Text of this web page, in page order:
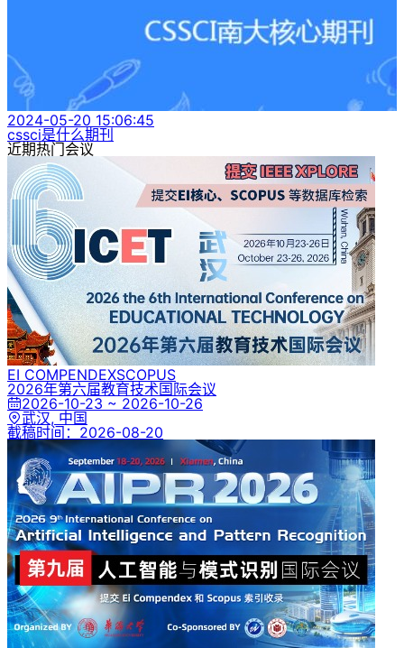
2024-05-20 15:06:45
cssci是什么期刊
近期热门会议
EI COMPENDEXSCOPUS
2026年第六届教育技术国际会议
2026-10-23 ~ 2026-10-26
武汉, 中国
截稿时间： 2026-08-20